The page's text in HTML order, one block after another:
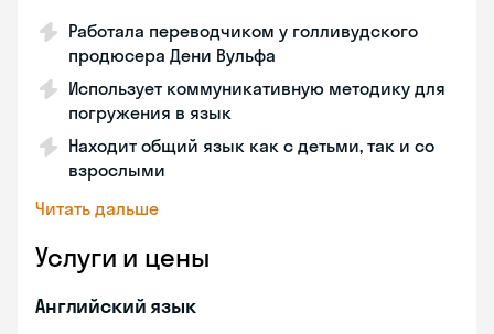
Работала переводчиком у голливудского
продюсера Дени Вульфа
Использует коммуникативную методику для
погружения в язык
Находит общий язык как с детьми, так и со
взрослыми
Читать дальше
Услуги и цены
Английский язык